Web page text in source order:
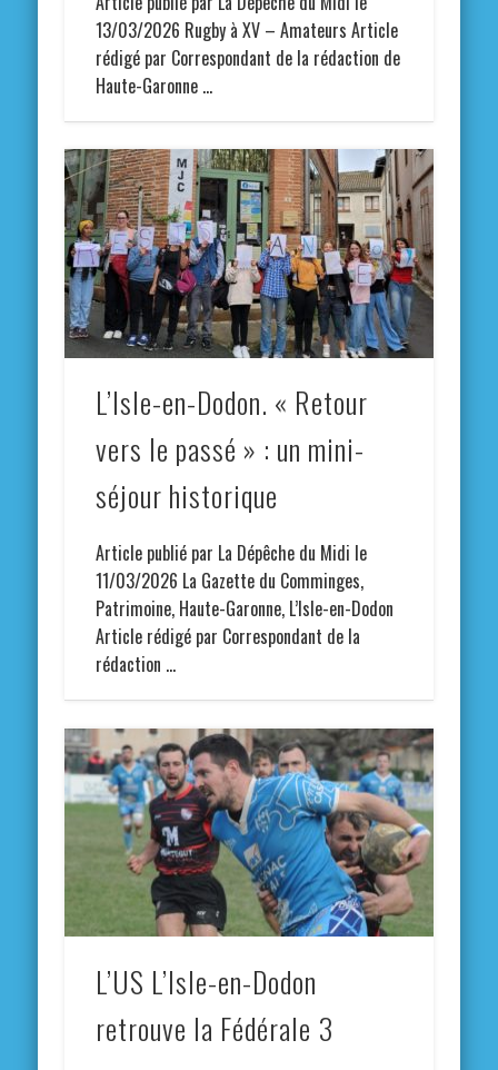
13/03/2026 Rugby à XV – Amateurs Article
rédigé par Correspondant de la rédaction de
Haute-Garonne …
L’Isle-en-Dodon. « Retour
vers le passé » : un mini-
séjour historique
Article publié par La Dépêche du Midi le
11/03/2026 La Gazette du Comminges,
Patrimoine, Haute-Garonne, L’Isle-en-Dodon
Article rédigé par Correspondant de la
rédaction …
L’US L’Isle-en-Dodon
retrouve la Fédérale 3